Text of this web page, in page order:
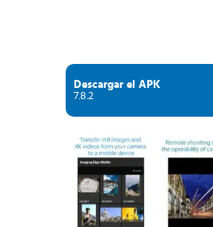
Descargar el APK
7.8.2